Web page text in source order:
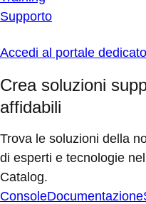
Supporto
Accedi al portale
Crea soluzioni
affidabili
Trova le soluzioni della
di esperti e tecnologie
Catalog.
ConsoleDocumentazione